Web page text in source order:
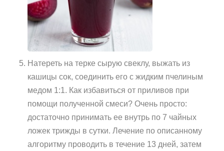
Натереть на терке сырую свеклу, выжать из
кашицы сок, соединить его с жидким пчелиным
медом 1:1. Как избавиться от приливов при
помощи полученной смеси? Очень просто:
достаточно принимать ее внутрь по 7 чайных
ложек трижды в сутки. Лечение по описанному
алгоритму проводить в течение 13 дней, затем